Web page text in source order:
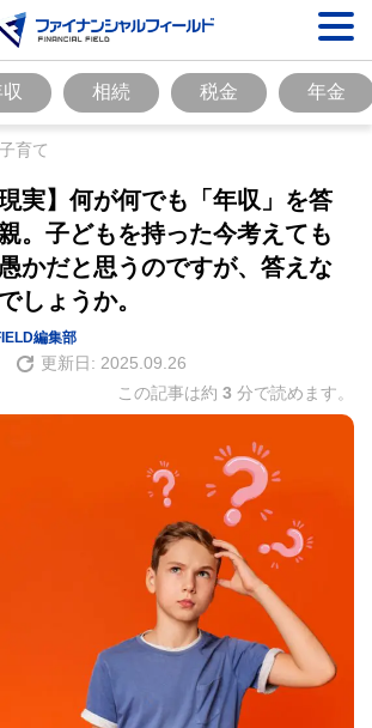
相続 税金 年金
子育て
実】何が何でも「年収」を答
。子どもを持った今考えても
かだと思うのですが、答えな
しょうか。
編集部
更新日: 2025.09.26
この記事は約 3 分で読めます。